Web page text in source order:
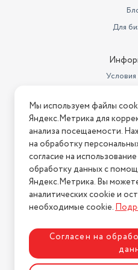
Для
Условия
Нашли ошибку на
2026 © Интернет-магазин
Политика
Разработка
Мы используем файлы
Яндекс.Метрика для
анализа посещаемости.
на обработку
согласие на
обработку данных с
Яндекс.Метрика. Вы
аналитических cookie и
необходимые cookie.
Согласен на